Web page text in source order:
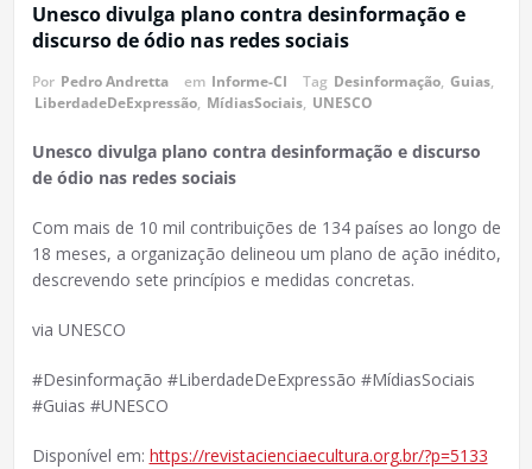
Unesco divulga plano contra desinformação e
discurso de ódio nas redes sociais
Por Pedro Andretta em Informe-CI Tag Desinformação, Guias,
LiberdadeDeExpressão, MídiasSociais, UNESCO
Unesco divulga plano contra desinformação e discurso
de ódio nas redes sociais
Com mais de 10 mil contribuições de 134 países ao longo de
18 meses, a organização delineou um plano de ação inédito,
descrevendo sete princípios e medidas concretas.
via UNESCO
#Desinformação #LiberdadeDeExpressão #MídiasSociais
#Guias #UNESCO
Disponível em: https://revistacienciaecultura.org.br/?p=5133